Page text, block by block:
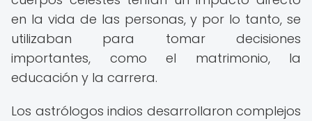
en la vida de las personas, y por lo tanto, se
utilizaban para tomar decisiones
importantes, como el matrimonio, la
educación y la carrera.
Los astrólogos indios desarrollaron complejos